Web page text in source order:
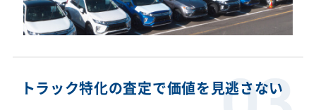
トラック特化の査定で価値を見逃さない